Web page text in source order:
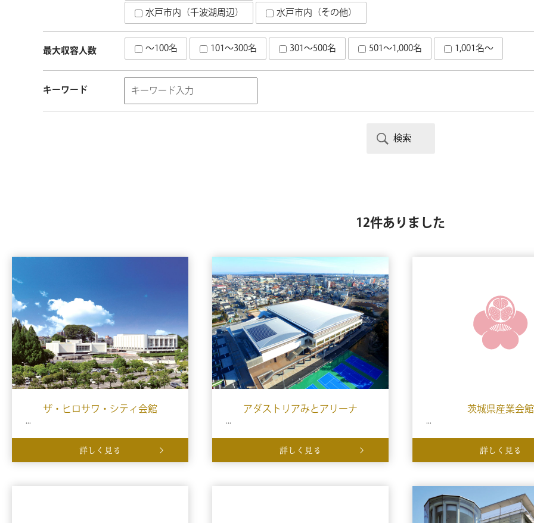
水戸市内（千波湖周辺）
水戸市内（その他）
最大収容人数 ～100名 101～300名 301～500名 501～1,000名 1,001名～
キーワード
12件ありました
ザ・ヒロサワ・シティ会館
...
詳しく見る
アダストリアみとアリーナ
...
詳しく見る
茨城県産業会館
...
詳しく見る